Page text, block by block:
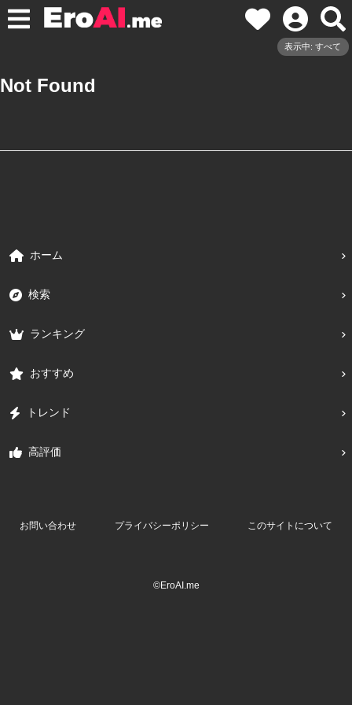
表示中: すべて
Not Found
ホーム
検索
ランキング
おすすめ
トレンド
高評価
お問い合わせ プライバシーポリシー このサイトについて
©EroAI.me